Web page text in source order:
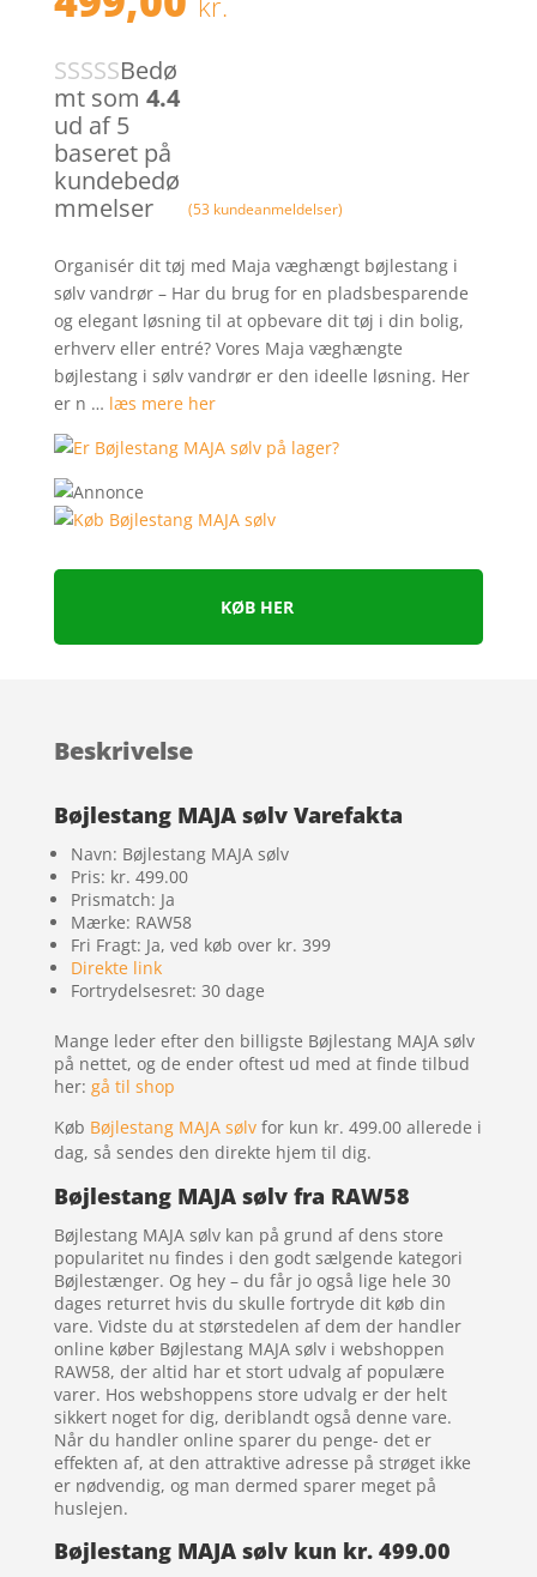
Bedø
mt som 4.4
ud af 5
baseret på
kundebedø
mmelser
(53kundeanmeldelser)
Organisér dit tøj med Maja væghængt bøjlestang i
sølv vandrør – Har du brug for en pladsbesparende
og elegant løsning til at opbevare dit tøj i din bolig,
erhverv eller entré? Vores Maja væghængte
bøjlestang i sølv vandrør er den ideelle løsning. Her
er n … læs mere her
KØB HER
Beskrivelse
Bøjlestang MAJA sølv Varefakta
Navn: Bøjlestang MAJA sølv
Pris: kr. 499.00
Prismatch: Ja
Mærke: RAW58
Fri Fragt: Ja, ved køb over kr. 399
Direkte link
Fortrydelsesret: 30 dage
Mange leder efter den billigste Bøjlestang MAJA sølv
på nettet, og de ender oftest ud med at finde tilbud
her: gå til shop
Køb Bøjlestang MAJA sølvfor kun kr. 499.00 allerede i
dag, så sendes den direkte hjem til dig.
Bøjlestang MAJA sølv fra RAW58
Bøjlestang MAJA sølv kan på grund af dens store
popularitet nu findes i den godt sælgende kategori
Bøjlestænger. Og hey – du får jo også lige hele 30
dages returret hvis du skulle fortryde dit køb din
vare. Vidste du at størstedelen af dem der handler
online køber Bøjlestang MAJA sølv i webshoppen
RAW58, der altid har et stort udvalg af populære
varer. Hos webshoppens store udvalg er der helt
sikkert noget for dig, deriblandt også denne vare.
Når du handler online sparer du penge- det er
effekten af, at den attraktive adresse på strøget ikke
er nødvendig, og man dermed sparer meget på
huslejen.
Bøjlestang MAJA sølv kun kr. 499.00